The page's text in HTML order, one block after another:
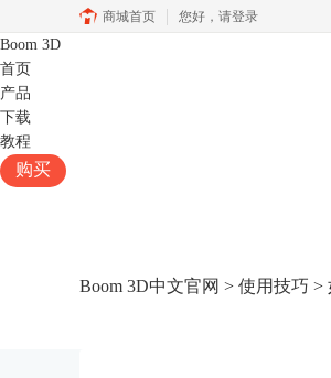
商城首页 您好， 请登录
Boom 3D
首页
产品
下载
教程
购买
Boom 3D中文官网 > 使用技巧 >